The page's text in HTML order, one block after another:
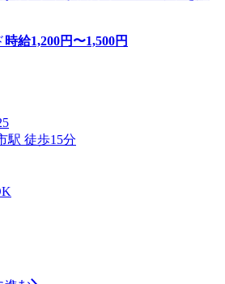
時給1,200円〜1,500円
駅 徒歩15分